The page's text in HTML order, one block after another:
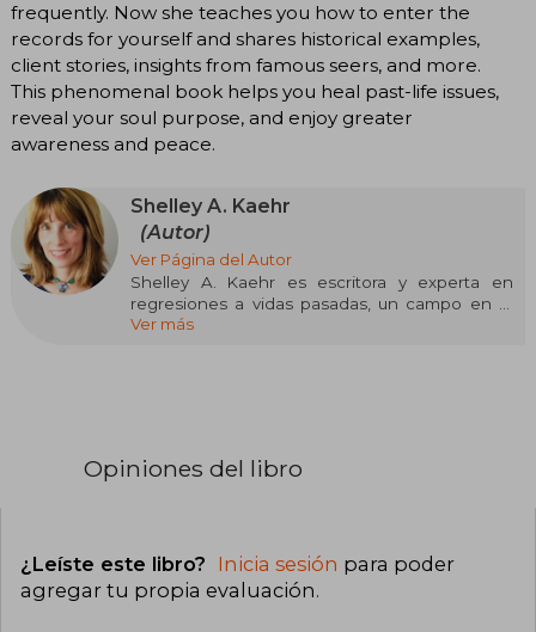
frequently. Now she teaches you how to enter the
records for yourself and shares historical examples,
client stories, insights from famous seers, and more.
This phenomenal book helps you heal past-life issues,
reveal your soul purpose, and enjoy greater
awareness and peace.
Shelley A. Kaehr
(Autor)
Ver Página del Autor
Shelley A. Kaehr es escritora y experta en
regresiones a vidas pasadas, un campo en el
que lleva trabajando más de dos décadas. Su
regresión a vidas pasadas. Shelley A. Kaehr
autora de una extensa obra, seguida por
lectores de todo el mundo.
Ver más
Opiniones del libro
¿Leíste este libro? Inicia sesión para poder
agregar tu propia evaluación.